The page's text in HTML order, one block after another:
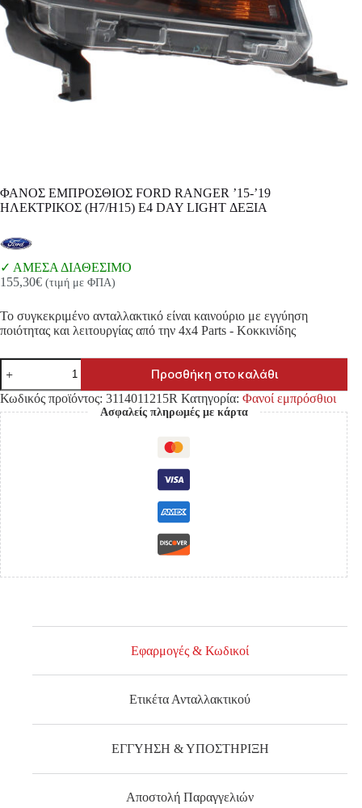
ΦΑΝΟΣ ΕΜΠΡΟΣΘΙΟΣ FORD RANGER ’15-’19
ΗΛΕΚΤΡΙΚΟΣ (H7/H15) E4 DAY LIGHT ΔΕΞΙΑ
ΑΜΕΣΑ ΔΙΑΘΕΣΙΜΟ
155,30€ (τιμή με ΦΠΑ)
Το συγκεκριμένο ανταλλακτικό είναι καινούριο με εγγύηση
ποιότητας και λειτουργίας από την 4x4 Parts - Κοκκινίδης
ΦΑΝΟΣ
ΕΜΠΡΟΣΘΙΟΣ
FORD
RANGER
'15-
'19
ΗΛΕΚΤΡΙΚΟΣ
(H7/H15)
E4
DAY
LIGHT
ΔΕΞΙΑ
ποσότητα
Προσθήκη στο καλάθι
Κωδικός προϊόντος: 3114011215R Κατηγορία: Φανοί εμπρόσθιοι
Ασφαλείς πληρωμές με κάρτα
Εφαρμογές & Κωδικοί
Ετικέτα Ανταλλακτικού
ΕΓΓΥΗΣΗ & ΥΠΟΣΤΗΡΙΞΗ
Αποστολή Παραγγελιών